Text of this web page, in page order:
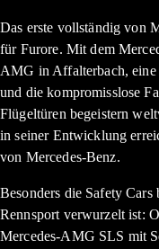
Das erste vollständig von
für Furore. Mit dem
AMG in Affalterbach, eine
und die kompromisslose
Flügeltüren begeistern
in seiner Entwicklung
von Mercedes-Benz.
Besonders die Safety
Rennsport verwurzelt ist:
Mercedes-AMG SLS mit